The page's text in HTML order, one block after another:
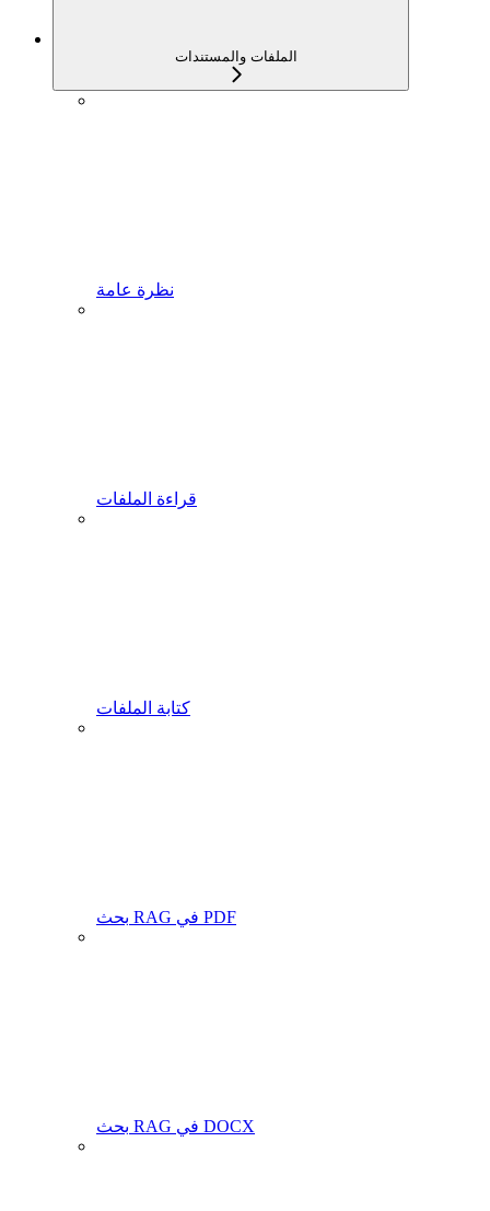
الملفات والمستندات
نظرة عامة
قراءة الملفات
كتابة الملفات
بحث RAG في PDF
بحث RAG في DOCX